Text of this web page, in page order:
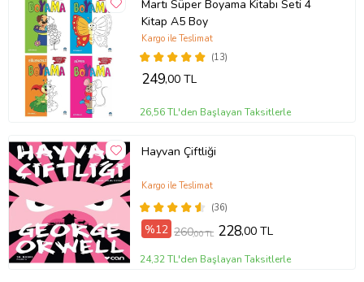
Martı Süper Boyama Kitabı Seti 4
Kitap A5 Boy
(13)
Kargo ile Teslimat
249,00 TL
26,56 TL'den Başlayan Taksitlerle
Hayvan Çiftliği
(36)
Kargo ile Teslimat
%12 260,00 TL 228,00 TL
24,32 TL'den Başlayan Taksitlerle